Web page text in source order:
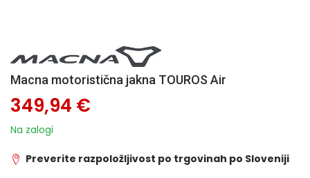
Macna motoristična jakna TOUROS Air
349,94 €
Na zalogi
Preverite razpoložljivost po trgovinah po Sloveniji